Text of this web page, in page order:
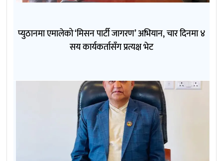
प्युठानमा एमालेको ‘मिसन पार्टी जागरण’ अभियान, चार दिनमा ४
सय कार्यकर्तासँग प्रत्यक्ष भेट